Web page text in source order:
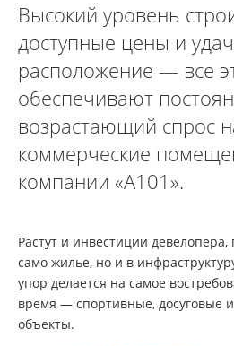
Высокий уровень
доступные цены и
расположение — все
обеспечивают
возрастающий спрос
коммерческие
компании «А101».
Растут и инвестиции
само жилье, но и в
упор делается на самое
время — спортивные, досуговые
объекты.